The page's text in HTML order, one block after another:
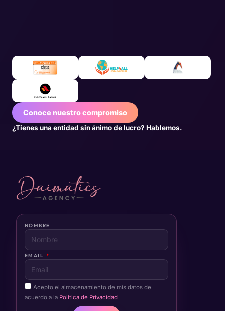
Conoce nuestro compromiso
¿Tienes una entidad sin ánimo de lucro? Hablemos.
NOMBRE
EMAIL
Acepto el almacenamiento de mis datos de
acuerdo a la Política de Privacidad